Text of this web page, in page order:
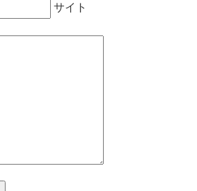
サイト